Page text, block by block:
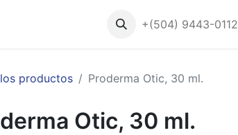
+(504) 9443-0112
productos Proderma Otic, 30 ml.
Otic, 30 ml.